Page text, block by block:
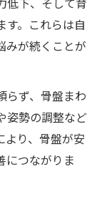
日への一歩
幹回復の相
ケアが必須
セルフケア
低下、そして育
。これらは自
みが続くことが
らず、骨盤まわ
姿勢の調整など
り、骨盤が安
につながりま